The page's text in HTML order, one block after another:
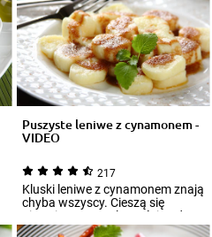
Puszyste leniwe z cynamonem -
VIDEO
217
Kluski leniwe z cynamonem znają
chyba wszyscy. Cieszą się
niezmienną popularnością od
wielu lat...